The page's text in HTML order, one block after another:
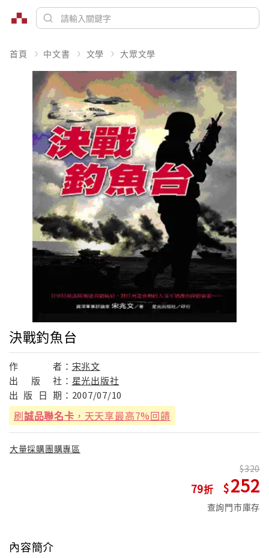
首頁 中文書 文學 大眾文學
決戰釣魚台
作 者： 宋兆文
出
版 社： 星光出版社
出 版 日 期： 2007/07/10
刷誠品聯名卡 ，天天享最高7%回饋
大量採購團購專區
79
320
252
查詢門市庫存
內容簡介